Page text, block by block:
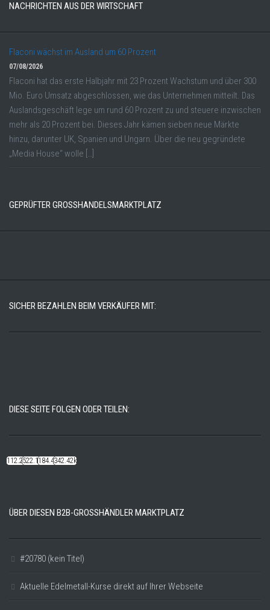
NACHRICHTEN AUS DER WIRTSCHAFT
Flaconi wächst im Ausland um 60 Prozent
07/08/2026
Flaconi hat das erste Halbjahr mit 23 Prozent Wachstum und über 300
Mio. Euro Umsatz abgeschlossen, wie das Unternehmen mitteilt. Das
Auslandsgeschäft lege um rund 60 Prozent zu und steuere inzwischen
mehr als 20 Prozent bei. Dieses Jahr kämen sieben neue Märkte
hinzu, darunter UK, Spanien und Ungarn. Über die neu gegründete
„Media House“ wolle […]
GEPRÜFTER GROSSHANDELSMARKTPLATZ
SICHER BEZAHLEN BEIM VERKÄUFER MIT:
DIESE SEITE FOLGEN ODER TEILEN:
112.22k522.14k184.48k342.42k
ÜBER DIESEN B2B-GROSSHÄNDLER MARKTPLATZ
#20780 (kein Titel)
Aktuelle Edelmetall-Kurse direkt auf Ihrer Webseite